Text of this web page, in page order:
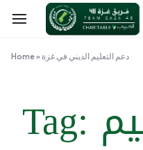
Home» دعم التعليم الديني في غزة
Tag: